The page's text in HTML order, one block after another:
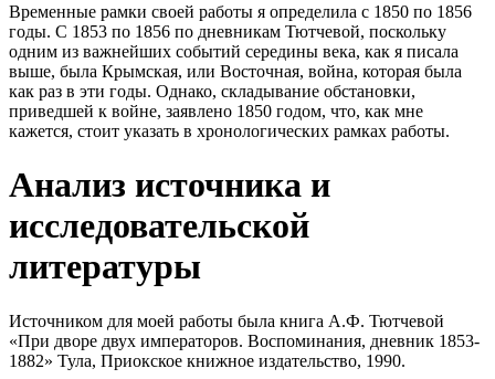
Временные рамки своей работы я определила с 1850 по 1856
годы. С 1853 по 1856 по дневникам Тютчевой, поскольку
одним из важнейших событий середины века, как я писала
выше, была Крымская, или Восточная, война, которая была
как раз в эти годы. Однако, складывание обстановки,
приведшей к войне, заявлено 1850 годом, что, как мне
кажется, стоит указать в хронологических рамках работы.
Анализ источника и
исследовательской
литературы
Источником для моей работы была книга А.Ф. Тютчевой
«При дворе двух императоров. Воспоминания, дневник 1853-
1882» Тула, Приокское книжное издательство, 1990.